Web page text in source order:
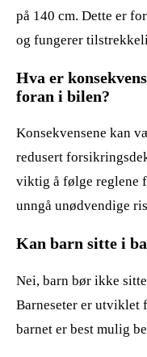
på 140 cm. Dette er
og fungerer
Hva er
foran i bilen?
Konsekvensene kan
redusert
viktig å følge reglene
unngå unødvendige
Kan barn sitte i
Nei, barn bør ikke
Barneseter er utviklet
barnet er best mulig